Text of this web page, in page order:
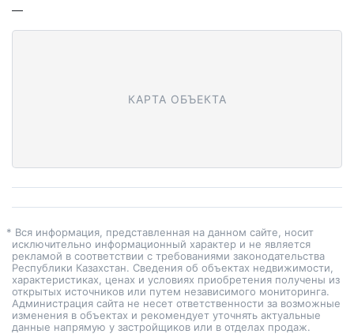
—
КАРТА ОБЪЕКТА
* Вся информация, представленная на данном сайте, носит
исключительно информационный характер и не является
рекламой в соответствии с требованиями законодательства
Республики Казахстан. Сведения об объектах недвижимости,
характеристиках, ценах и условиях приобретения получены из
открытых источников или путем независимого мониторинга.
Администрация сайта не несет ответственности за возможные
изменения в объектах и рекомендует уточнять актуальные
данные напрямую у застройщиков или в отделах продаж.